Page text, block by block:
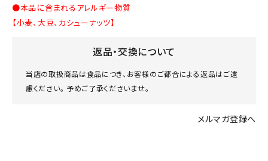
●本品に含まれるアレルギー物質
【小麦、大豆、カシューナッツ】
返品・交換について
当店の取扱商品は食品につき、お客様のご都合による返品はご遠
慮ください。 予めご了承くださいませ。
メルマガ登録へ